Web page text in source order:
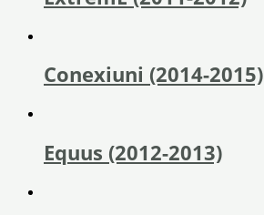
Conexiuni (2014-2015)
Equus (2012-2013)